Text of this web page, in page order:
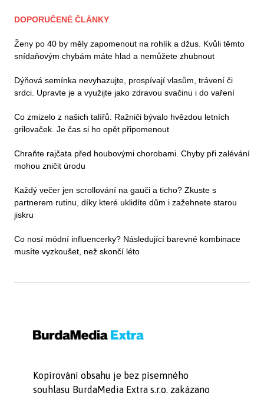
DOPORUČENÉ ČLÁNKY
Ženy po 40 by měly zapomenout na rohlík a džus. Kvůli těmto
snídaňovým chybám máte hlad a nemůžete zhubnout
Dýňová semínka nevyhazujte, prospívají vlasům, trávení či
srdci. Upravte je a využijte jako zdravou svačinu i do vaření
Co zmizelo z našich talířů: Ražniči bývalo hvězdou letních
grilovaček. Je čas si ho opět připomenout
Chraňte rajčata před houbovými chorobami. Chyby při zalévání
mohou zničit úrodu
Každý večer jen scrollování na gauči a ticho? Zkuste s
partnerem rutinu, díky které uklidíte dům i zažehnete starou
jiskru
Co nosí módní influencerky? Následující barevné kombinace
musíte vyzkoušet, než skončí léto
Kopírování obsahu je bez písemného
souhlasu BurdaMedia Extra s.r.o. zakázano